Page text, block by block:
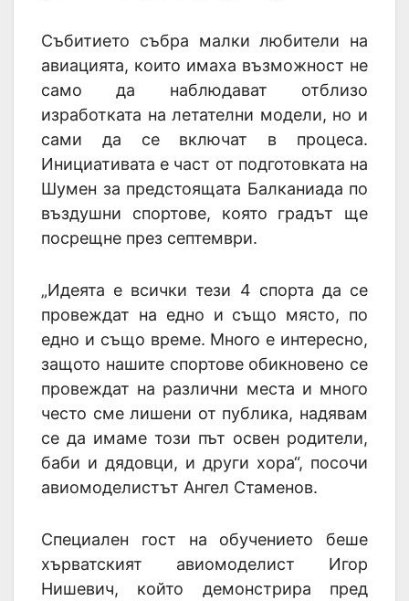
Събитието събра малки любители на
авиацията, които имаха възможност не
само да наблюдават отблизо
изработката на летателни модели, но и
сами да се включат в процеса.
Инициативата е част от подготовката на
Шумен за предстоящата Балканиада по
въздушни спортове, която градът ще
посрещне през септември.
„Идеята е всички тези 4 спорта да се
провеждат на едно и също място, по
едно и също време. Много е интересно,
защото нашите спортове обикновено се
провеждат на различни места и много
често сме лишени от публика, надявам
се да имаме този път освен родители,
баби и дядовци, и други хора“, посочи
авиомоделистът Ангел Стаменов.
Специален гост на обучението беше
хърватският авиомоделист Игор
Нишевич, който демонстрира пред